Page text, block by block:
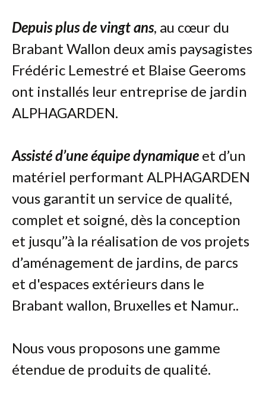
CRÉATION DE JARDINS - PLANS D'EAU - ESPACES
VERTS
PELOUSES - TERRASSEMENTS JARDINS - GAZON
PALISSADES PORTILLONS CLÔTURES
GALERIE
CONTACTS
Depuis plus de vingt ans, au cœur du
Brabant Wallon deux amis paysagistes
Frédéric Lemestré et Blaise Geeroms
ont installés leur entreprise de jardin
ALPHAGARDEN.
Assisté d’une équipe dynamique et d’un
matériel performant ALPHAGARDEN
vous garantit un service de qualité,
complet et soigné, dès la conception
et jusqu’’à la réalisation de vos projets
d’aménagement de jardins, de parcs
et d'espaces extérieurs dans le
Brabant wallon, Bruxelles et Namur..
Nous vous proposons une gamme
étendue de produits de qualité.